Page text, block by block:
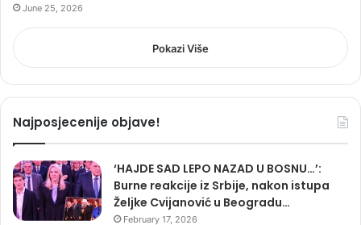
June 25, 2026
Pokazi Više
Najposjecenije objave!
‘HAJDE SAD LEPO NAZAD U BOSNU…’:
Burne reakcije iz Srbije, nakon istupa
Željke Cvijanović u Beogradu…
February 17, 2026